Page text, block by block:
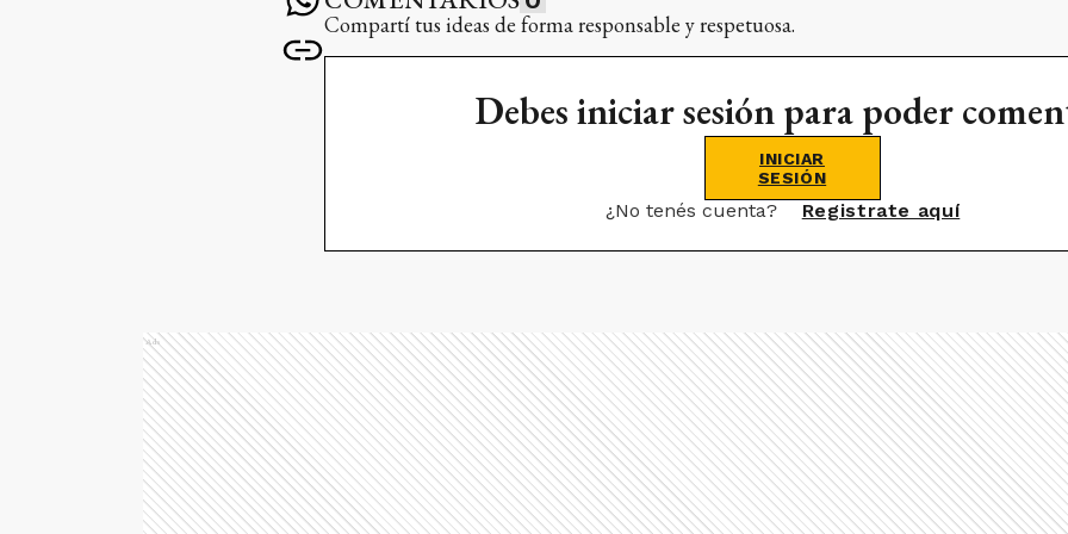
Compartí tus ideas de forma responsable y respetuosa.
Debes iniciar sesión para poder
INICIAR
SESIÓN
¿No tenés cuenta? Registrate aquí
Ads